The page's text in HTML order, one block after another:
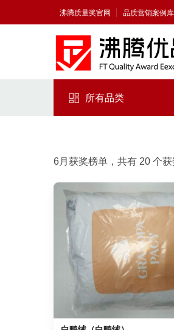
沸腾质量奖官网 品质营销案例库
所有品类
6月获奖榜单，共有 20 个获